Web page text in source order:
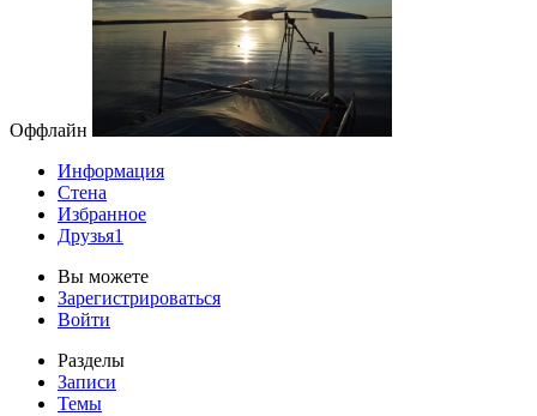
Оффлайн
Информация
Стена
Избранное
Друзья1
Вы можете
Зарегистрироваться
Войти
Разделы
Записи
Темы